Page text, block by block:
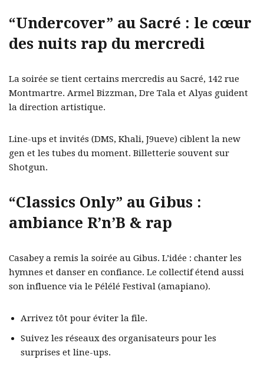
“Undercover” au Sacré : le cœur
des nuits rap du mercredi
La soirée se tient certains mercredis au Sacré, 142 rue
Montmartre. Armel Bizzman, Dre Tala et Alyas guident
la direction artistique.
Line-ups et invités (DMS, Khali, J9ueve) ciblent la new
gen et les tubes du moment. Billetterie souvent sur
Shotgun.
“Classics Only” au Gibus :
ambiance R’n’B & rap
Casabey a remis la soirée au Gibus. L’idée : chanter les
hymnes et danser en confiance. Le collectif étend aussi
son influence via le Pélélé Festival (amapiano).
Arrivez tôt pour éviter la file.
Suivez les réseaux des organisateurs pour les
surprises et line-ups.